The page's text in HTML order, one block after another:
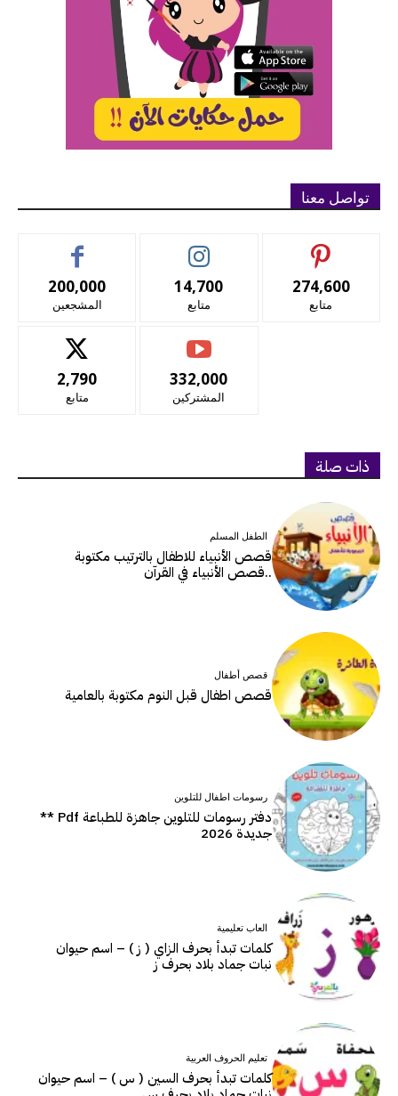
تواصل معنا
200,000
المشجعين
14,700
متابع
274,600
متابع
2,790
متابع
332,000
المشتركين
ذات صلة
الطفل المسلم
قصص الأنبياء للاطفال بالترتيب مكتوبة
..قصص الأنبياء في القرآن
قصص أطفال
قصص اطفال قبل النوم مكتوبة بالعامية
رسومات اطفال للتلوين
دفتر رسومات للتلوين جاهزة للطباعة Pdf **
جديدة 2026
العاب تعليمية
كلمات تبدأ بحرف الزاي ( ز ) – اسم حيوان
نبات جماد بلاد بحرف ز
تعليم الحروف العربية
كلمات تبدأ بحرف السين ( س ) – اسم حيوان